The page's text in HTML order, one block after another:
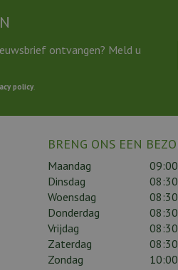
ontvangen? Meld u
policy.
BRENG ONS EEN
Maandag
Dinsdag
Woensdag
Donderdag
Vrijdag
Zaterdag
Zondag